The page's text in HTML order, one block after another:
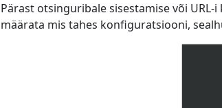
Pärast otsinguribale sisestamise või
määrata mis tahes konfiguratsiooni,